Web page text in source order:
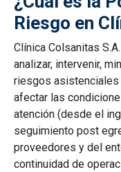
Riesgo en
Clínica Colsanitas
analizar, intervenir,
riesgos asistenciales
afectar las
atención (desde el
seguimiento post
proveedores y del
continuidad de